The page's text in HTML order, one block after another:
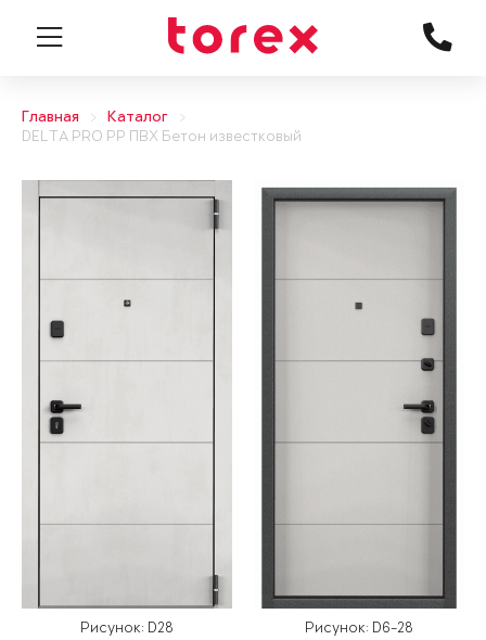
Главная
Каталог
DELTA PRO PP ПВХ Бетон известковый
Рисунок: D28 Рисунок: D6-28